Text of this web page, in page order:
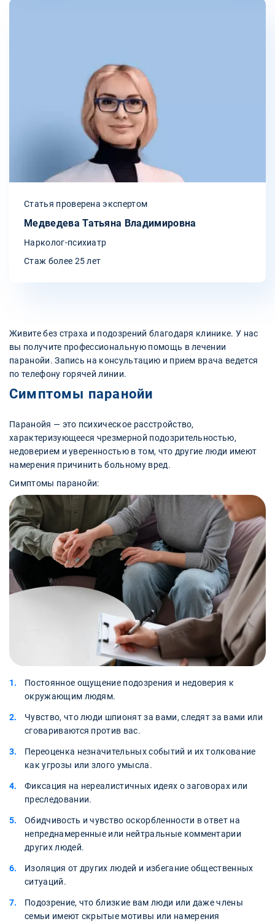
Статья проверена экспертом
Медведева Татьяна Владимировна
Нарколог-психиатр
Стаж более 25 лет
Живите без страха и подозрений благодаря клинике. У нас
вы получите профессиональную помощь в лечении
паранойи. Запись на консультацию и прием врача ведется
по телефону горячей линии.
Симптомы паранойи
Паранойя — это психическое расстройство,
характеризующееся чрезмерной подозрительностью,
недоверием и уверенностью в том, что другие люди имеют
намерения причинить больному вред.
Симптомы паранойи:
Постоянное ощущение подозрения и недоверия к
окружающим людям.
Чувство, что люди шпионят за вами, следят за вами или
сговариваются против вас.
Переоценка незначительных событий и их толкование
как угрозы или злого умысла.
Фиксация на нереалистичных идеях о заговорах или
преследовании.
Обидчивость и чувство оскорбленности в ответ на
непреднамеренные или нейтральные комментарии
других людей.
Изоляция от других людей и избегание общественных
ситуаций.
Подозрение, что близкие вам люди или даже члены
семьи имеют скрытые мотивы или намерения